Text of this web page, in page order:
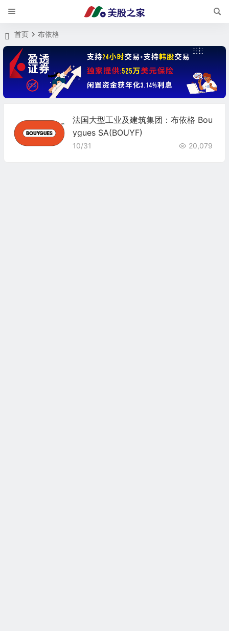
首页 布依格
法国大型工业及建筑集团：布依格 Bou
ygues SA(BOUYF)
10/31 20,079